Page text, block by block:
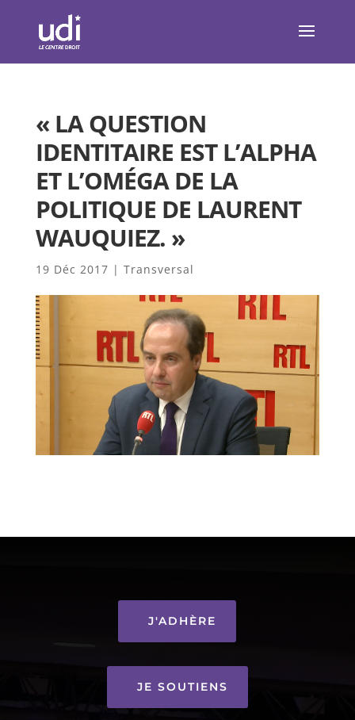
« LA QUESTION
IDENTITAIRE EST L’ALPHA
ET L’OMÉGA DE LA
POLITIQUE DE LAURENT
WAUQUIEZ. »
19 Déc 2017 | Transversal
J'ADHÈRE
JE SOUTIENS